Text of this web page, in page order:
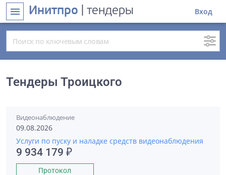
menu Инитпро | тендеры Вход
Тендеры Троицкого
Видеонаблюдение
09.08.2026
Услуги по пуску и наладке средств видеонаблюдения
9 934 179 ₽
Протокол